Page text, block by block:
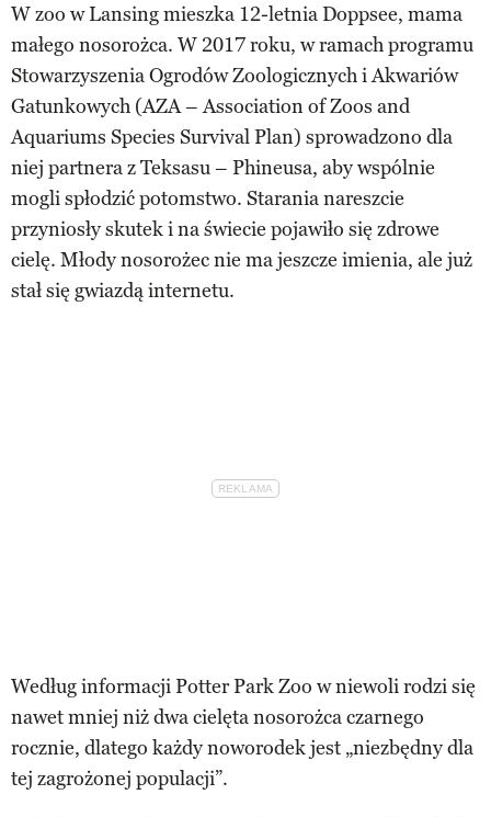
W zoo w Lansing mieszka 12-letnia Doppsee, mama
małego nosorożca. W 2017 roku, w ramach programu
Stowarzyszenia Ogrodów Zoologicznych i Akwariów
Gatunkowych (AZA – Association of Zoos and
Aquariums Species Survival Plan) sprowadzono dla
niej partnera z Teksasu – Phineusa, aby wspólnie
mogli spłodzić potomstwo. Starania nareszcie
przyniosły skutek i na świecie pojawiło się zdrowe
cielę. Młody nosorożec nie ma jeszcze imienia, ale już
stał się gwiazdą internetu.
Według informacji Potter Park Zoo w niewoli rodzi się
nawet mniej niż dwa cielęta nosorożca czarnego
rocznie, dlatego każdy noworodek jest „niezbędny dla
tej zagrożonej populacji”.